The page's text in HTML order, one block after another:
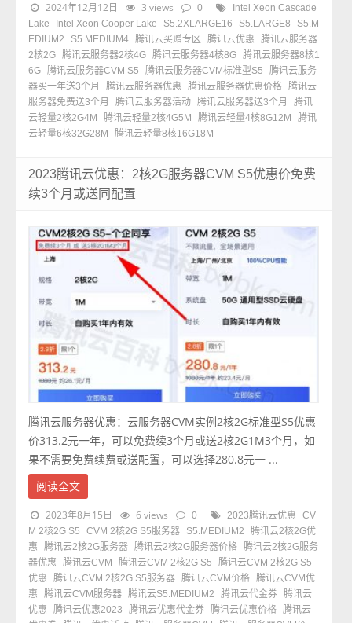
2024年12月12日 3 views 0
Intel Xeon Cascade
Lake
Intel Xeon Cooper Lake S5.2XLARGE16 S5.LARGE8
S5.M
EDIUM2
S5.MEDIUM4 腾讯云买赠专区 腾讯云优惠
腾讯云服务器
2核2G 腾讯云服务器2核4G 腾讯云服务器4核8G 腾讯云服务器8核1
6G 腾讯云服务器CVM S5 腾讯云服务器CVM标准型S5
腾讯云服务
器买一年送3个月
腾讯云服务器优惠 腾讯云服务器优惠价格 腾讯云
服务器免费送3个月
腾讯云服务器活动 腾讯云服务器送3个月
腾讯
云轻量2核2G4M
腾讯云轻量2核4G5M 腾讯云轻量4核8G12M
腾讯
云轻量6核32G28M
腾讯云轻量8核16G18M
2023腾讯云优惠：2核2G服务器CVM S5优惠价免费
续3个月或送同配置
腾讯云服务器优惠：云服务器CVM实例2核2G标准型S5优惠
价313.2元一年，可以免费续3个月或送2核2G1M3个月，如
果不需要免费续费或送配置，可以选择280.8元一 ...
阅读全文
2023年8月15日 6 views 0 2023腾讯云优惠
CV
M 2核2G S5
CVM 2核2G S5服务器 S5.MEDIUM2
腾讯云2核2G优
惠
腾讯云2核2G服务器 腾讯云2核2G服务器价格 腾讯云2核2G服务
器优惠
腾讯云CVM 腾讯云CVM 2核2G S5
腾讯云CVM 2核2G S5
优惠
腾讯云CVM 2核2G S5服务器 腾讯云CVM价格 腾讯云CVM优
惠
腾讯云CVM服务器 腾讯云S5.MEDIUM2 腾讯云代金券 腾讯云
优惠
腾讯云优惠2023 腾讯云优惠代金券 腾讯云优惠价格 腾讯云